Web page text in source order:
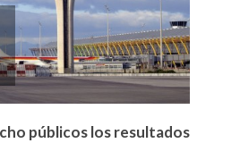
públicos los resultados